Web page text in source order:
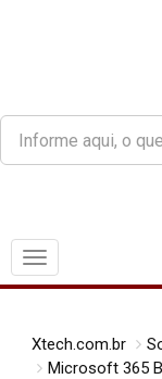
O
que
você
Menu
Xtech.com.br
Microsoft 365